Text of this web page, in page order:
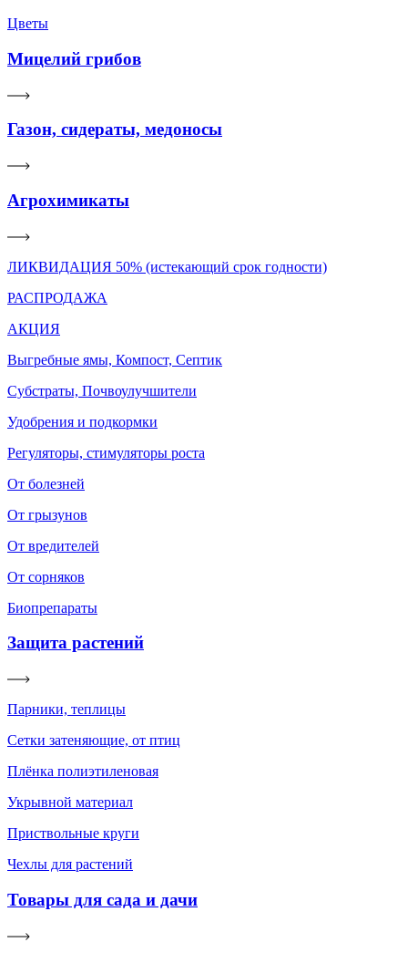
Цветы
Мицелий грибов
Газон, сидераты, медоносы
Агрохимикаты
ЛИКВИДАЦИЯ 50% (истекающий срок годности)
РАСПРОДАЖА
АКЦИЯ
Выгребные ямы, Компост, Септик
Субстраты, Почвоулучшители
Удобрения и подкормки
Регуляторы, стимуляторы роста
От болезней
От грызунов
От вредителей
От сорняков
Биопрепараты
Защита растений
Парники, теплицы
Сетки затеняющие, от птиц
Плёнка полиэтиленовая
Укрывной материал
Приствольные круги
Чехлы для растений
Товары для сада и дачи